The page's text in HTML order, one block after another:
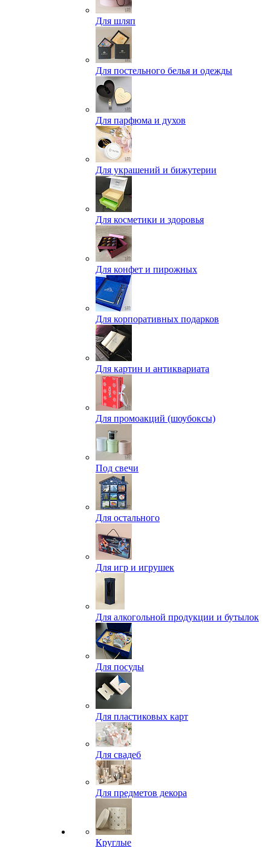
Для шляп
Для постельного белья и одежды
Для парфюма и духов
Для украшений и бижутерии
Для косметики и здоровья
Для конфет и пирожных
Для корпоративных подарков
Для картин и антиквариата
Для промоакций (шоубоксы)
Под свечи
Для остального
Для игр и игрушек
Для алкогольной продукции и бутылок
Для посуды
Для пластиковых карт
Для свадеб
Для предметов декора
Круглые